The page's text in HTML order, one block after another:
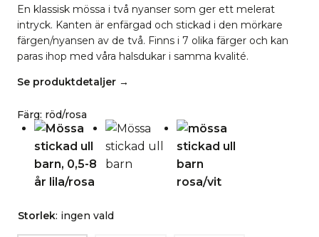
En klassisk mössa i två nyanser som ger ett melerat
intryck. Kanten är enfärgad och stickad i den mörkare
färgen/nyansen av de två. Finns i 7 olika färger och kan
paras ihop med våra halsdukar i samma kvalité.
Se produktdetaljer →
Färg: röd/rosa
Storlek: ingen vald